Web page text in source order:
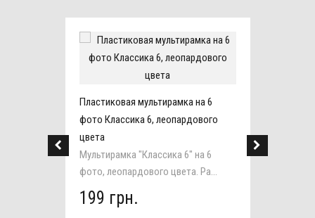
Пластиковая мультирамка на 6
фото Классика 6, леопардового
цвета
Мультирамка "Классика 6" на 6
фото, леопардового цвета. Ра...
199 грн.